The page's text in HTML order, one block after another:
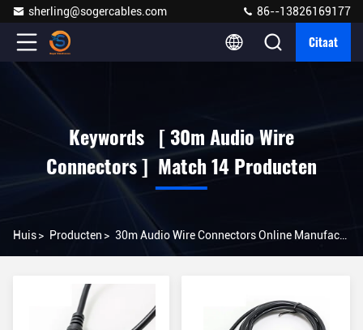
sherling@sogercables.com 86--13826169177
Citaat
Keywords [ 30m Audio Wire
Connectors ] Match 14 Producten
Huis> Producten > 30m Audio Wire Connectors Online Manufacturer